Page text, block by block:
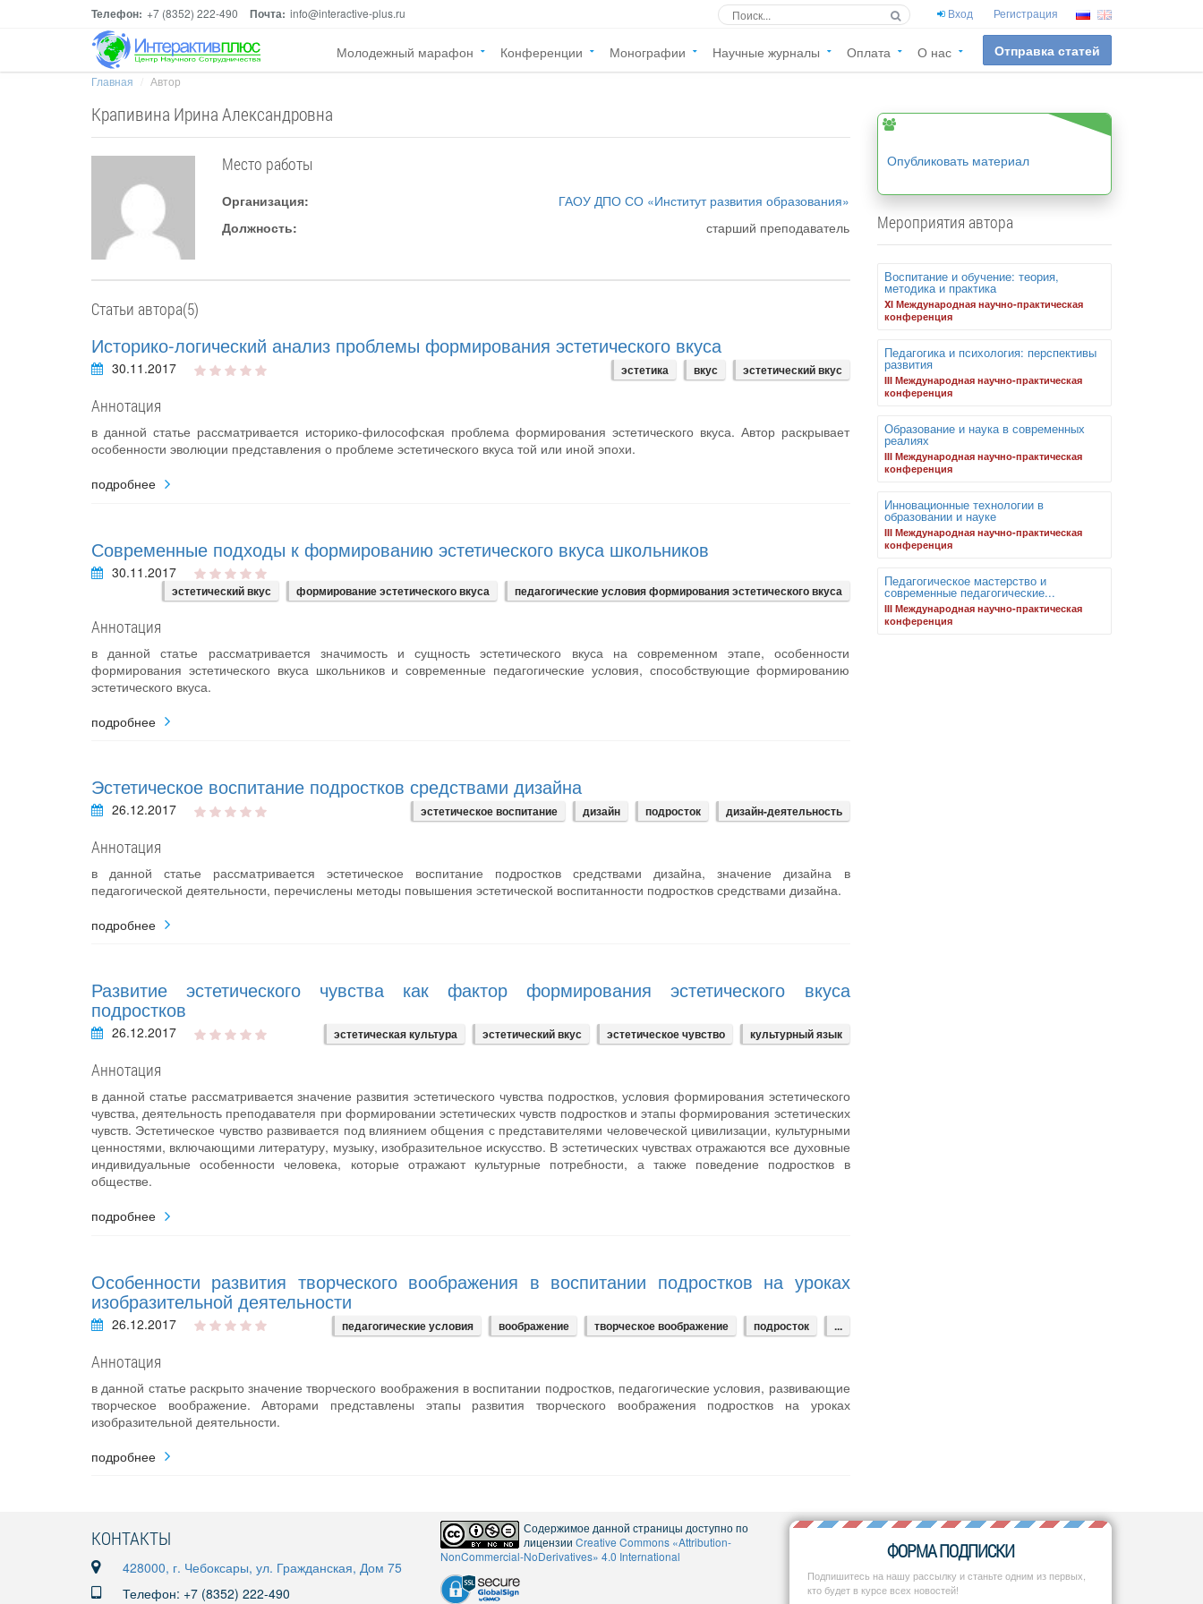
Телефон: +7 (8352) 222-490 Почта: info@interactive-plus.ru Вход Регистрация
Молодежный марафон Конференции Монографии Научные журналы Оплата О нас Отправка статей
Главная Автор
Крапивина Ирина Александровна
Место работы
Организация:
ГАОУ ДПО СО «Институт развития образования»
Должность:
старший преподаватель
Статьи автора(5)
Историко-логический анализ проблемы формирования эстетического вкуса
30.11.2017 эстетика вкус эстетический вкус
Аннотация
в данной статье рассматривается историко-философская проблема формирования эстетического вкуса. Автор раскрывает
особенности эволюции представления о проблеме эстетического вкуса той или иной эпохи.
подробнее
Современные подходы к формированию эстетического вкуса школьников
30.11.2017
эстетический вкус формирование эстетического вкуса педагогические условия формирования эстетического вкуса
Аннотация
в данной статье рассматривается значимость и сущность эстетического вкуса на современном этапе, особенности
формирования эстетического вкуса школьников и современные педагогические условия, способствующие формированию
эстетического вкуса.
подробнее
Эстетическое воспитание подростков средствами дизайна
26.12.2017 эстетическое воспитание дизайн подросток дизайн-деятельность
Аннотация
в данной статье рассматривается эстетическое воспитание подростков средствами дизайна, значение дизайна в
педагогической деятельности, перечислены методы повышения эстетической воспитанности подростков средствами дизайна.
подробнее
Развитие эстетического чувства как фактор формирования эстетического вкуса
подростков
26.12.2017 эстетическая культура эстетический вкус эстетическое чувство культурный язык
Аннотация
в данной статье рассматривается значение развития эстетического чувства подростков, условия формирования эстетического
чувства, деятельность преподавателя при формировании эстетических чувств подростков и этапы формирования эстетических
чувств. Эстетическое чувство развивается под влиянием общения с представителями человеческой цивилизации, культурными
ценностями, включающими литературу, музыку, изобразительное искусство. В эстетических чувствах отражаются все духовные
индивидуальные особенности человека, которые отражают культурные потребности, а также поведение подростков в
обществе.
подробнее
Особенности развития творческого воображения в воспитании подростков на уроках
изобразительной деятельности
26.12.2017 педагогические условия воображение творческое воображение подросток ...
Аннотация
в данной статье раскрыто значение творческого воображения в воспитании подростков, педагогические условия, развивающие
творческое воображение. Авторами представлены этапы развития творческого воображения подростков на уроках
изобразительной деятельности.
подробнее
Опубликовать материал
Мероприятия автора
Воспитание и обучение: теория,
методика и практика
XI Международная научно-практическая
конференция
Педагогика и психология: перспективы
развития
III Международная научно-практическая
конференция
Образование и наука в современных
реалиях
III Международная научно-практическая
конференция
Инновационные технологии в
образовании и науке
III Международная научно-практическая
конференция
Педагогическое мастерство и
современные педагогические...
III Международная научно-практическая
конференция
КОНТАКТЫ
428000, г. Чебоксары, ул. Гражданская, Дом 75
Телефон: +7 (8352) 222-490
Содержимое данной страницы доступно по
лицензии Creative Commons «Attribution-
NonCommercial-NoDerivatives» 4.0 International
ФОРМА ПОДПИСКИ
Подпишитесь на нашу рассылку и станьте одним из первых,
кто будет в курсе всех новостей!